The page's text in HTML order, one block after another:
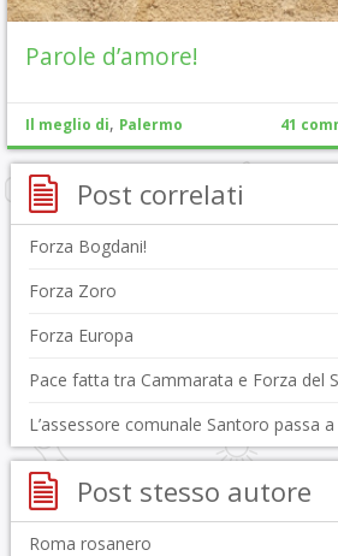
Parole d’amore!
Il meglio di, Palermo 41
Post correlati
Forza Bogdani!
Forza Zoro
Forza Europa
Pace fatta tra Cammarata e Forza del
L’assessore comunale Santoro passa
Post stesso autore
Roma rosanero